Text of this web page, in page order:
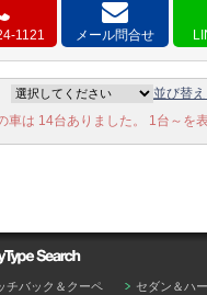
1121 メール問合せ
並び替
車は 14台ありました。 1台～を表
チバック＆クーペ
セダン＆ハ